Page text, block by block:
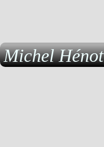
Michel Hénot